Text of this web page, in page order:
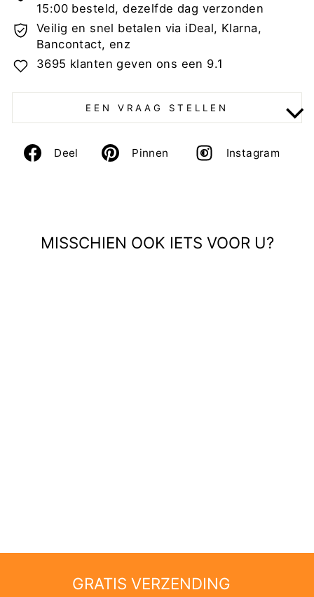
15:00 besteld, dezelfde dag verzonden
Veilig en snel betalen via iDeal, Klarna,
Bancontact, enz
3695 klanten geven ons een 9.1
EEN VRAAG STELLEN
Deel
Deel
Pinnen
Deel
Instagram
MISSCHIEN OOK IETS VOOR U?
GRATIS VERZENDING